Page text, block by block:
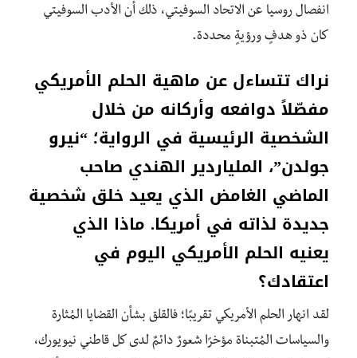
انفصال روسيا عن الاتحاد السوفيتي، ذلك أن الأدب السوفيتي
كان ذو هدفٍ ورؤيةٍ محددة.
نراك تتساءل عن ماهية الحلم الأمريكي
مفصّلاً دوافعه وأركانه من خلال
الشخصية الرئيسية في الرواية؛ “نيرو
جولدن”، الملياردير الهندي صاحب
الماضي الغامض الذي يعيد خلق شخصية
جديدة لذاته في أمريكا. ماذا الذي
يعنيه الحلم الأمريكي اليوم في
اعتقادك؟
لقد انهار الحلم الأمريكي تقريبًا؛ فالقلق بشأن القضايا المُثارة
والسياسات المُتبناة مؤخرًا شعورٌ دائمٌ لدى كل قاطني نيويورك،